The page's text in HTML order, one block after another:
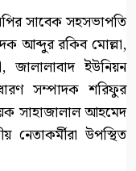
সাবেক সহসভাপতি
আব্দুর রকিব মোল্লা,
ইউনিয়ন
সম্পাদক শরিফুর
সাহাজালাল আহমেদ
উপস্থিত